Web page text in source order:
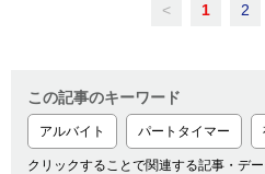
< 1 2
この記事のキーワード
アルバイト パートタイマー
クリックすることで関連する記事・デ